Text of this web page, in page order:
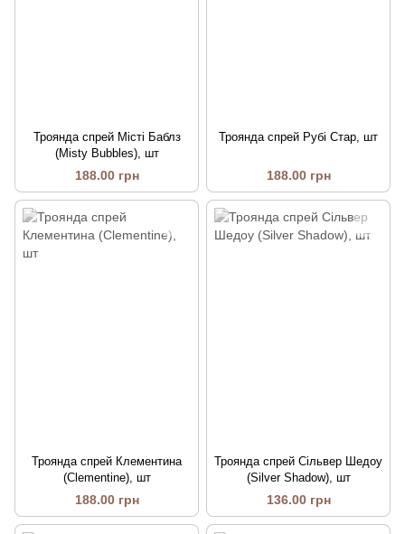
Троянда спрей Місті Баблз
(Misty Bubbles), шт
188.00 грн
Троянда спрей Рубі Стар, шт
188.00 грн
Троянда спрей Клементина
(Clementine), шт
188.00 грн
Троянда спрей Сільвер Шедоу
(Silver Shadow), шт
136.00 грн